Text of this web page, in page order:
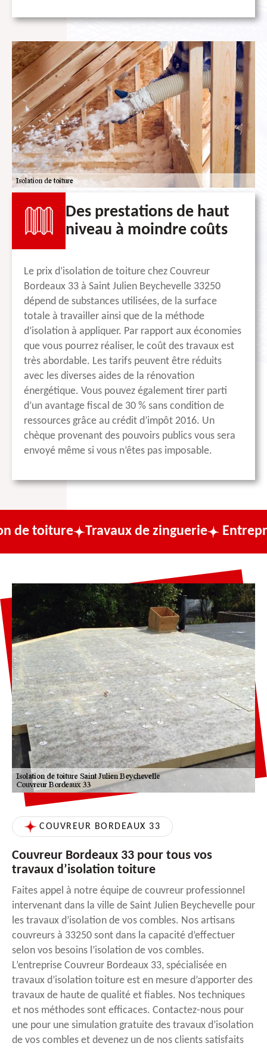
Des prestations de haut
niveau à moindre coûts
Le prix d’isolation de toiture chez Couvreur
Bordeaux 33 à Saint Julien Beychevelle 33250
dépend de substances utilisées, de la surface
totale à travailler ainsi que de la méthode
d’isolation à appliquer. Par rapport aux économies
que vous pourrez réaliser, le coût des travaux est
très abordable. Les tarifs peuvent être réduits
avec les diverses aides de la rénovation
énergétique. Vous pouvez également tirer parti
d’un avantage fiscal de 30 % sans condition de
ressources grâce au crédit d’impôt 2016. Un
chèque provenant des pouvoirs publics vous sera
envoyé même si vous n’êtes pas imposable.
Travaux de zinguerie Entreprise de
COUVREUR BORDEAUX 33
Couvreur Bordeaux 33 pour tous vos
travaux d’isolation toiture
Faites appel à notre équipe de couvreur professionnel
intervenant dans la ville de Saint Julien Beychevelle pour
les travaux d’isolation de vos combles. Nos artisans
couvreurs à 33250 sont dans la capacité d’effectuer
selon vos besoins l’isolation de vos combles.
L’entreprise Couvreur Bordeaux 33, spécialisée en
travaux d’isolation toiture est en mesure d’apporter des
travaux de haute de qualité et fiables. Nos techniques
et nos méthodes sont efficaces. Contactez-nous pour
une pour une simulation gratuite des travaux d’isolation
de vos combles et devenez un de nos clients satisfaits